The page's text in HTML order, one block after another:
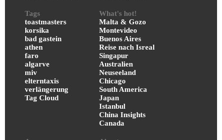
Tags
toastmasters
korsika
bad gastein
athen
faro
algarve
miv
elterntaxis
verlängerung
Tag Cloud
What's hot!
Malta & Gozo
Montevideo
Buenos Aires
Reise nach Isreal
Singapur
Australien
Neuseeland
Chicago
South America
Japan
Istanbul
China Insights
Canada